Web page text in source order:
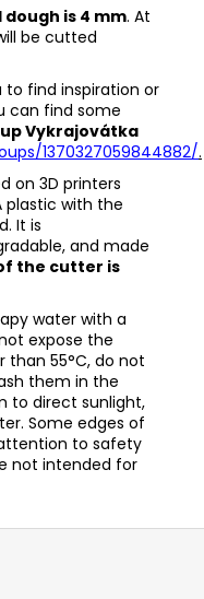
is 4 mm. At
be cutted
to find inspiration or
can find some
Vykrajovátka
1370327059844882/.
on 3D printers
plastic with the
It is
and made
the cutter is
water with a
expose the
55°C, do not
them in the
to direct sunlight,
Some edges of
to safety
not intended for